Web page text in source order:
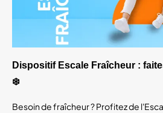
Dispositif Escale Fraîcheur :
❄️
Besoin de fraîcheur ? Profitez de